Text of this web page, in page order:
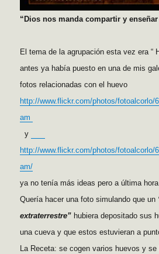
“Dios nos manda compartir y
El tema de la agrupación esta vez era “
antes ya había puesto en una de mis
fotos relacionadas con el huevo
http://www.flickr.com/photos/fotoalcorlo/
am
y
http://www.flickr.com/photos/fotoalcorlo/
am/
ya no tenía más ideas pero a última
Quería hacer una foto simulando que un
extraterrestre” hubiera depositado sus
una cueva y que estos estuvieran a
La Receta: se cogen varios huevos y